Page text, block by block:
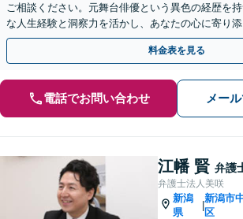
ご相談ください。元舞台俳優という異色の経歴を
な人生経験と洞察力を活かし、あなたの心に寄り添
決策をご提案。さまざまな事案に幅広く対応しま
料金表を見る
電話でお問い合わせ メー
江幡 賢 弁護
弁護士法人美咲
新潟
県
|
新潟市
区